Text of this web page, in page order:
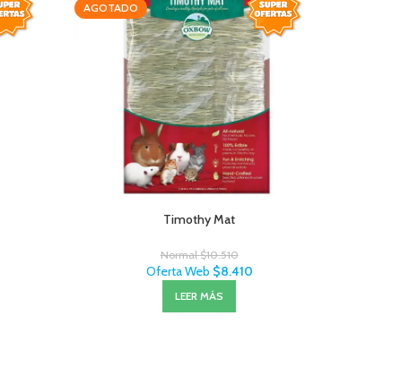
AGOTADO
Timothy Mat
Normal$10.510
Oferta Web $8.410
LEER MÁS